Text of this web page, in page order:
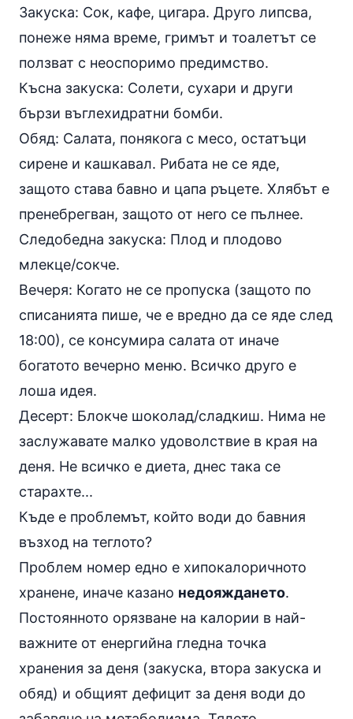
Закуска: Сок, кафе, цигара. Друго липсва,
понеже няма време, гримът и тоалетът се
ползват с неоспоримо предимство.
Късна закуска: Солети, сухари и други
бързи въглехидратни бомби.
Обяд: Салата, понякога с месо, остатъци
сирене и кашкавал. Рибата не се яде,
защото става бавно и цапа ръцете. Хлябът е
пренебрегван, защото от него се пълнее.
Следобедна закуска: Плод и плодово
млекце/сокче.
Вечеря: Когато не се пропуска (защото по
списанията пише, че е вредно да се яде след
18:00), се консумира салата от иначе
богатото вечерно меню. Всичко друго е
лоша идея.
Десерт: Блокче шоколад/сладкиш. Нима не
заслужавате малко удоволствие в края на
деня. Не всичко е диета, днес така се
старахте...
Къде е проблемът, който води до бавния
възход на теглото?
Проблем номер едно е хипокалоричното
хранене, иначе казано недояждането.
Постоянното орязване на калории в най-
важните от енергийна гледна точка
хранения за деня (закуска, втора закуска и
обяд) и общият дефицит за деня води до